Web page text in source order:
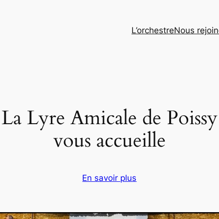
L’orchestreNous
La Lyre Amicale de Poissy
vous accueille
En savoir plus